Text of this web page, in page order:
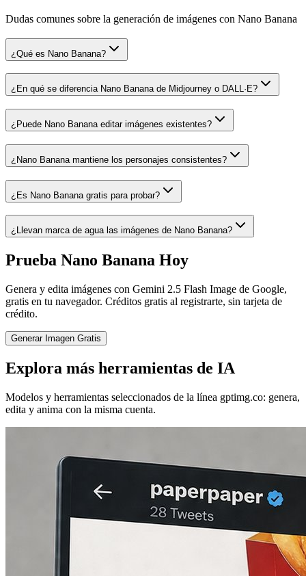
Dudas comunes sobre la generación de imágenes con Nano Banana
¿Qué es Nano Banana?
¿En qué se diferencia Nano Banana de Midjourney o DALL·E?
¿Puede Nano Banana editar imágenes existentes?
¿Nano Banana mantiene los personajes consistentes?
¿Es Nano Banana gratis para probar?
¿Llevan marca de agua las imágenes de Nano Banana?
Prueba Nano Banana Hoy
Genera y edita imágenes con Gemini 2.5 Flash Image de Google,
gratis en tu navegador. Créditos gratis al registrarte, sin tarjeta de
crédito.
Generar Imagen Gratis
Explora más herramientas de IA
Modelos y herramientas seleccionados de la línea gptimg.co: genera,
edita y anima con la misma cuenta.